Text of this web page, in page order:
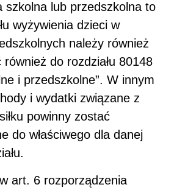
szkolna lub przedszkolna to
wyżywienia dzieci w
należy również
do rozdziału 80148
i przedszkolne”. W innym
i wydatki związane z
powinny zostać
do właściwego dla danej
art. 6 rozporządzenia